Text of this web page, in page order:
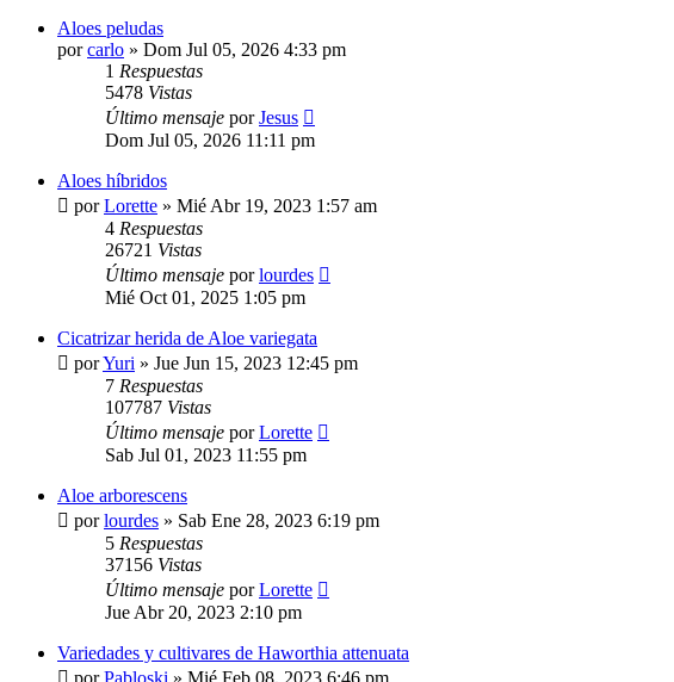
Aloes peludas
porcarlo » Dom Jul 05, 2026 4:33 pm
1 Respuestas
5478 Vistas
Último mensaje porJesus
Dom Jul 05, 2026 11:11 pm
Aloes híbridos
porLorette » Mié Abr 19, 2023 1:57 am
4 Respuestas
26721 Vistas
Último mensaje porlourdes
Mié Oct 01, 2025 1:05 pm
Cicatrizar herida de Aloe variegata
porYuri » Jue Jun 15, 2023 12:45 pm
7 Respuestas
107787 Vistas
Último mensaje porLorette
Sab Jul 01, 2023 11:55 pm
Aloe arborescens
porlourdes » Sab Ene 28, 2023 6:19 pm
5 Respuestas
37156 Vistas
Último mensaje porLorette
Jue Abr 20, 2023 2:10 pm
Variedades y cultivares de Haworthia attenuata